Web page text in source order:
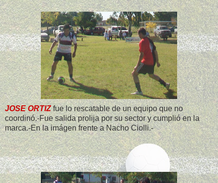
JOSE ORTIZfue lo rescatable de un equipo que no
coordinó.-Fue salida prolija por su sector y cumplió en la
marca.-En la imágen frente a Nacho Ciolli.-